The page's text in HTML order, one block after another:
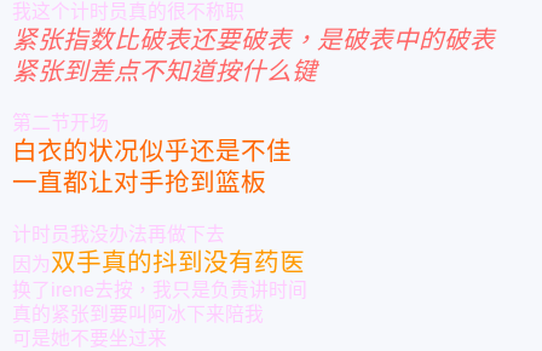
我这个计时员真的很不称职
紧张指数比破表还要破表，是破表中的破表
紧张到差点不知道按什么键
第二节开场
白衣的状况似乎还是不佳
一直都让对手抢到篮板
计时员我没办法再做下去
因为双手真的抖到没有药医
换了irene去按，我只是负责讲时间
真的紧张到要叫阿冰下来陪我
可是她不要坐过来